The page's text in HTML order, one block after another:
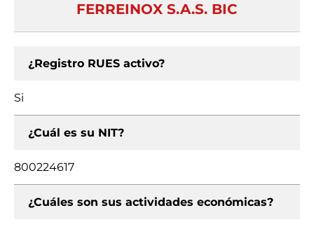
FERREINOX S.A.S. BIC
¿Registro RUES activo?
Si
¿Cuál es su NIT?
800224617
¿Cuáles son sus actividades económicas?